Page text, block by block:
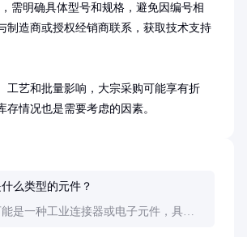
需明确具体型号和规格，避免因编号相
制造商或授权经销商联系，获取技术支持
工艺和批量影响，大宗采购可能享有折
存情况也是需要考虑的因素。
什么类型的元件？
能是一种工业连接器或电子元件，具体